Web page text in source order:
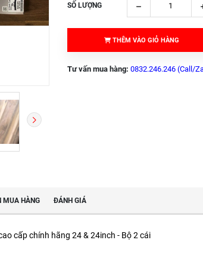
SỐ LƯỢNG
THÊM VÀO GIỎ HÀNG
Tư vấn mua hàng: 0832.246.246 (Call/
MUA HÀNG ĐÁNH GIÁ
cấp chính hãng 24 & 24inch - Bộ 2 cái